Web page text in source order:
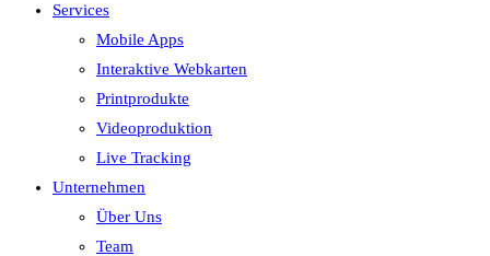
Services
Mobile Apps
Interaktive Webkarten
Printprodukte
Videoproduktion
Live Tracking
Unternehmen
Über Uns
Team